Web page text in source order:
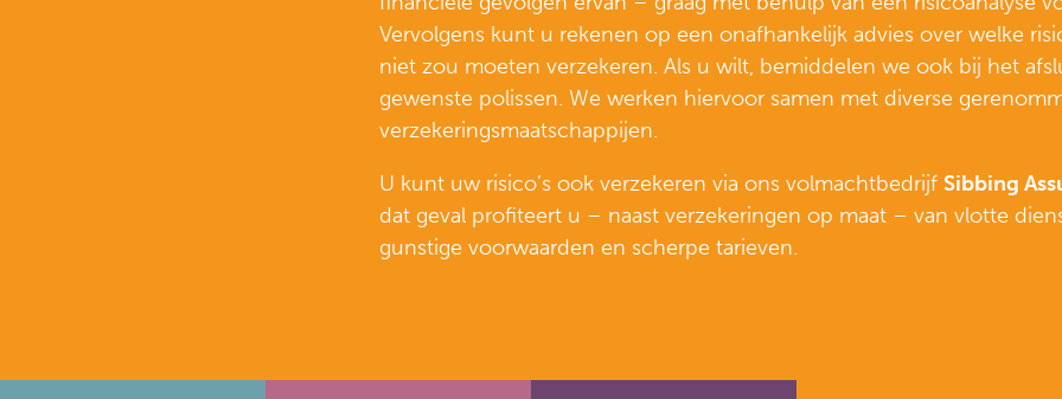
Vervolgens kunt u rekenen op een onafhankelijk advies over welke
niet zou moeten verzekeren. Als u wilt, bemiddelen we ook bij het
gewenste polissen. We werken hiervoor samen met diverse
verzekeringsmaatschappijen.
U kunt uw risico’s ook verzekeren via ons volmachtbedrijf Sibbing
dat geval profiteert u – naast verzekeringen op maat – van vlotte
gunstige voorwaarden en scherpe tarieven.